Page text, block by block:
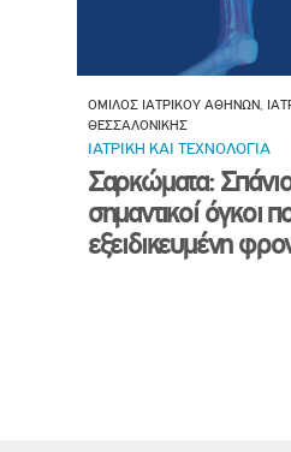
ΟΜΙΛΟΣ ΙΑΤΡΙΚΟΥ ΑΘΗΝΩΝ,
ΘΕΣΣΑΛΟΝΙΚΗΣ
ΙΑΤΡΙΚΗ ΚΑΙ ΤΕΧΝΟΛΟΓΙΑ
Σαρκώματα:
σημαντικοί όγκοι
εξειδικευμένη